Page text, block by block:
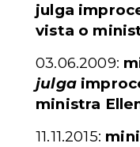
julga
vista o
03.06.2009:
julga
ministra
11.11.2015: